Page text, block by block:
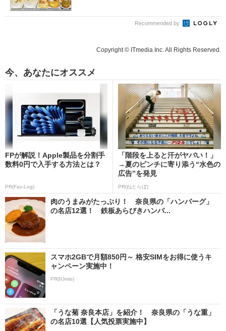
Recommended by
Copyright © ITmedia Inc. All Rights Reserved.
今、あなたにオススメ
FPが解説！Apple製品を分割手
数料0円で入手する方法とは？
PR(Fav-Log)
「階段を上ると汗がヤバい！」
→夏のピンチに寄り添う“水色の
広告”を発見
PR(ねとらぼ)
肉のうまみがたっぷり！ 奈良県の「ハンバーグ」
の名店12選！ 鉄板あらびきハンバ...
スマホ2GBで月額850円～ 格安SIMをお得に使うキ
ャンペーン実施中！
PR(IIJmio)
「うな菊 奈良本店」を紹介！ 奈良県の「うな重」
の名店10選【人気投票実施中】